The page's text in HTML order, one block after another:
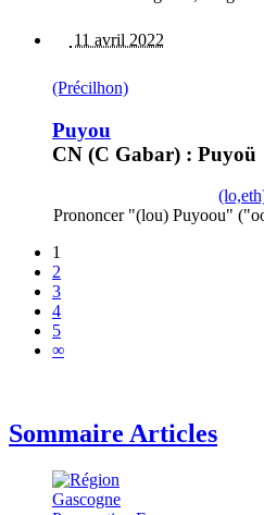
11 avril 2022
(Précilhon)
Puyou
CN (C Gabar) : Puyoü
Prononcer "(lou) Puyoou"
1
2
3
4
5
∞
Sommaire Articles